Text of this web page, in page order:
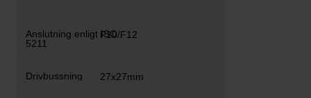
F10/F12
27x27mm